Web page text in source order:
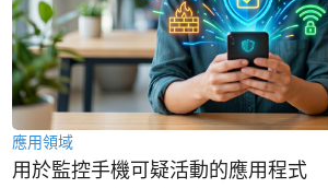
應用領域
用於監控手機可疑活動的應用程式